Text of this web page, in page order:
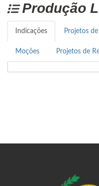
Produção
Indicações Projetos de
Moções Projetos de